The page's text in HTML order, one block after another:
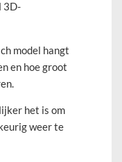
3D-
model hangt
en hoe groot
het is om
weer te